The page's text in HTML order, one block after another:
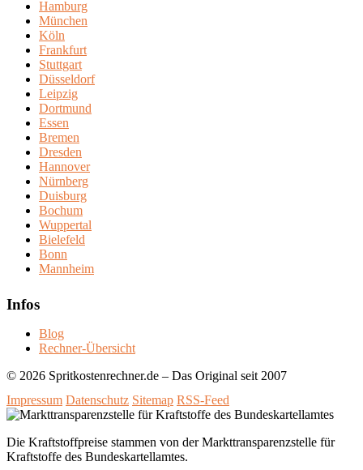
Hamburg
München
Köln
Frankfurt
Stuttgart
Düsseldorf
Leipzig
Dortmund
Essen
Bremen
Dresden
Hannover
Nürnberg
Duisburg
Bochum
Wuppertal
Bielefeld
Bonn
Mannheim
Infos
Blog
Rechner-Übersicht
© 2026 Spritkostenrechner.de – Das Original seit 2007
Impressum Datenschutz Sitemap RSS-Feed
Die Kraftstoffpreise stammen von der Markttransparenzstelle für
Kraftstoffe des Bundeskartellamtes.